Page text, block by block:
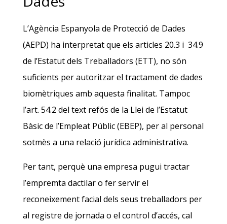
L’Agència Espanyola de Protecció de Dades
(AEPD) ha interpretat que els articles 20.3 i 34.9
de l’Estatut dels Treballadors (ETT), no són
suficients per autoritzar el tractament de dades
biomètriques amb aquesta finalitat. Tampoc
l’art. 54.2 del text refós de la Llei de l’Estatut
Bàsic de l’Empleat Públic (EBEP), per al personal
sotmès a una relació jurídica administrativa.
Per tant, perquè una empresa pugui tractar
l’empremta dactilar o fer servir el
reconeixement facial dels seus treballadors per
al registre de jornada o el control d’accés, cal